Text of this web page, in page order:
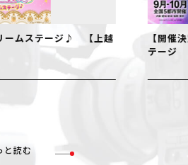
ームステージ♪ 【上越
【開催
テージ
と読む